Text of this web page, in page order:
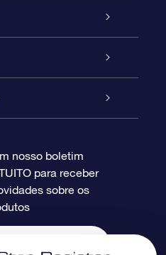
OSR
da OSR
nosso boletim
para receber
sobre os